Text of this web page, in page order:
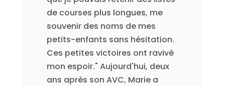
de courses plus longues, me
souvenir des noms de mes
petits-enfants sans hésitation.
Ces petites victoires ont ravivé
mon espoir." Aujourd'hui, deux
ans après son AVC, Marie a